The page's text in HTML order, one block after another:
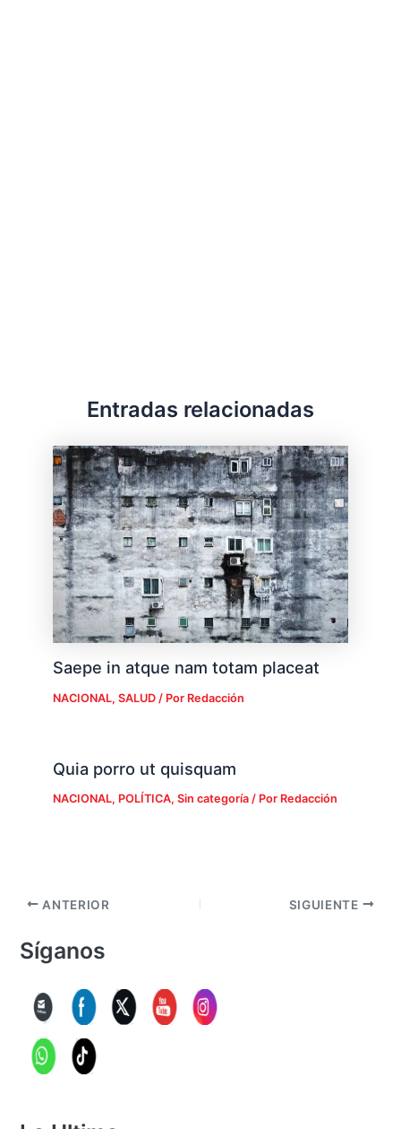
Entradas relacionadas
Saepe in atque nam totam placeat
NACIONAL, SALUD/ Por Redacción
Quia porro ut quisquam
NACIONAL, POLÍTICA, Sin categoría/ Por Redacción
ANTERIOR SIGUIENTE
Síganos